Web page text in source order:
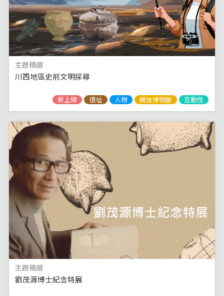
主題精選
川西地區史前文明探尋
新上線 遺址 人物 開放博物館 互動性
主題精選
劉茂源博士紀念特展